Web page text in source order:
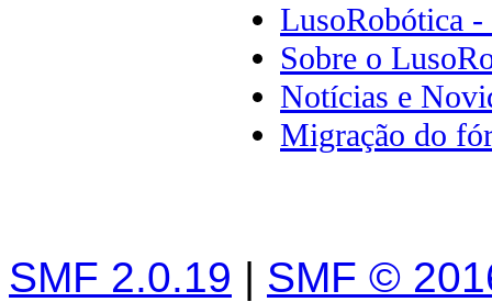
LusoRobótica -
Sobre o
Notícias e
Migração do
SMF 2.0.19 | SMF ©